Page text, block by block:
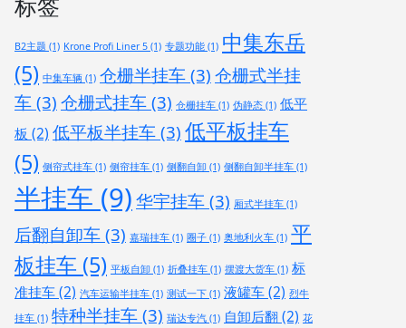
B2主题 (1) Krone Profi Liner 5 (1) 专题功能 (1) 中集东岳
(5) 中集车辆 (1) 仓栅半挂车 (3) 仓栅式半挂
车 (3) 仓栅式挂车 (3) 仓栅挂车 (1) 伪静态 (1) 低平
板 (2) 低平板半挂车 (3) 低平板挂车
(5) 侧帘式挂车 (1) 侧帘挂车 (1) 侧翻自卸 (1) 侧翻自卸半挂车 (1)
半挂车 (9) 华宇挂车 (3) 厢式半挂车 (1)
后翻自卸车 (3) 嘉瑞挂车 (1) 圈子 (1) 奥地利火车 (1) 平
板挂车 (5) 平板自卸 (1) 折叠挂车 (1) 摆渡大货车 (1) 标
准挂车(2) 汽车运输半挂车 (1) 测试一下 (1) 液罐车(2) 烈牛
挂车 (1) 特种半挂车 (3) 瑞达专汽 (1) 自卸后翻(2) 花